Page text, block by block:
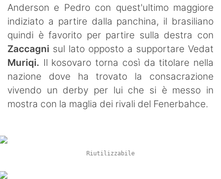
Anderson e Pedro con quest'ultimo maggiore
indiziato a partire dalla panchina, il brasiliano
quindi è favorito per partire sulla destra con
Zaccagni sul lato opposto a supportare Vedat
Muriqi. Il kosovaro torna così da titolare nella
nazione dove ha trovato la consacrazione
vivendo un derby per lui che si è messo in
mostra con la maglia dei rivali del Fenerbahce.
Riutilizzabile